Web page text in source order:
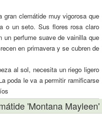
gran clemátide muy vigorosa que
o un seto. Sus flores rosa claro
un perfume suave de vainilla que
en primavera y se cubren de
al sol, necesita un riego ligero
poda le va a permitir ramificarse
'Montana Mayleen'